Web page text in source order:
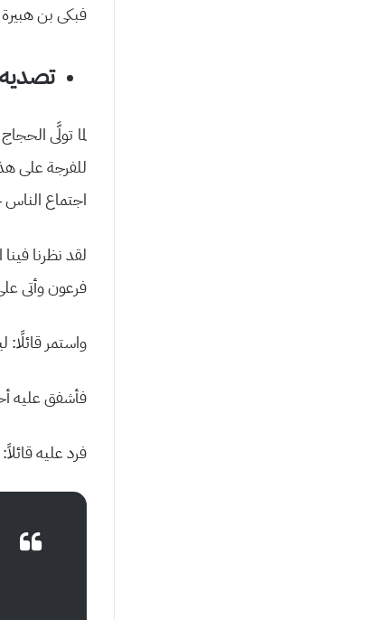
فبكى بن
لما تولَّى
للفرجة على
اجتماع
لقد نظرنا
فرعون وأتى
واستمر
فأشفق عليه
فرد عليه قائلاً: